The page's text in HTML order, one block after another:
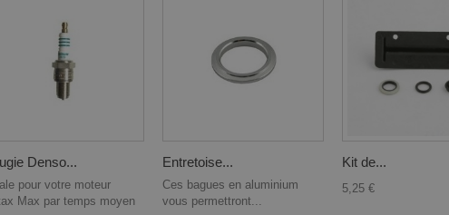
Denso...
pour votre moteur
Max par temps moyen
Entretoise...
Ces bagues en aluminium
vous permettront...
Kit de...
5,25 €